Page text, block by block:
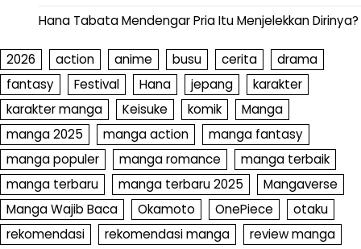
Hana Tabata Mendengar Pria Itu Menjelekkan Dirinya?
2026 action anime busu cerita
drama
fantasy
Festival Hana jepang
karakter
karakter manga
Keisuke komik
Manga
manga 2025
manga action
manga fantasy
manga populer
manga romance
manga terbaik
manga terbaru
manga terbaru 2025
Mangaverse
Manga Wajib Baca
Okamoto OnePiece
otaku
rekomendasi
rekomendasi manga
review manga